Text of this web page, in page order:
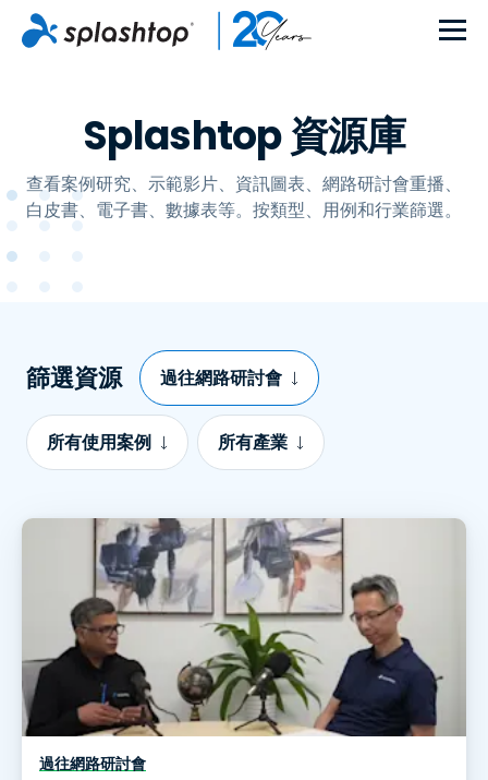
Splashtop 資源庫
查看案例研究、示範影片、資訊圖表、網路研討會重播、
白皮書、電子書、數據表等。按類型、用例和行業篩選。
篩選資源 過往網路研討會
所有使用案例 所有產業
過往網路研討會